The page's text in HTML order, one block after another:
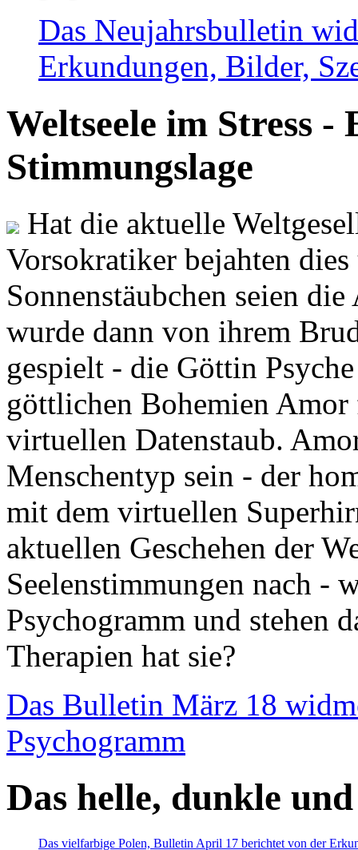
Das Neujahrsbulletin
Erkundungen, Bilder,
Weltseele im Stress -
Stimmungslage
Hat die aktuelle
Vorsokratiker bejahten
Sonnenstäubchen seien
wurde dann von ihrem
gespielt - die Göttin
göttlichen Bohemien
virtuellen Datenstaub.
Menschentyp sein - der
mit dem virtuellen
aktuellen Geschehen der
Seelenstimmungen nach -
Psychogramm und stehen
Therapien hat sie?
Das Bulletin März 18
Psychogramm
Das helle, dunkle
Das vielfarbige Polen, Bulletin April 17 berichtet von der